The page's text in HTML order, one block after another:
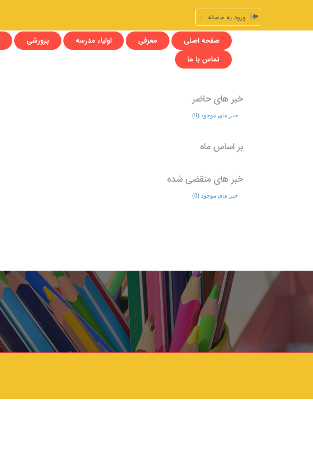
ورود به سامانه
صفحه اصلی معرفی اولیاء مدرسه پرورشی
تماس با ما
خبر های حاضر
خبر های موجود (0)
بر اساس ماه
خبر های منقضی شده
خبر های موجود (0)